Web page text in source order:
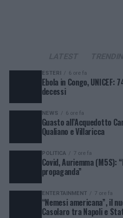
ESTERI 6 ore fa
Ebola in Congo,
decessi
NEWS 6 ore fa
Guasto all’Acquedotto
Qualiano e Villaricca
POLITICA 7 ore fa
Covid, Auriemma (M5S):
propaganda”
ENTERTAINMENT 7 ore fa
“Nemesi americana”, il
Casolaro tra Napoli e